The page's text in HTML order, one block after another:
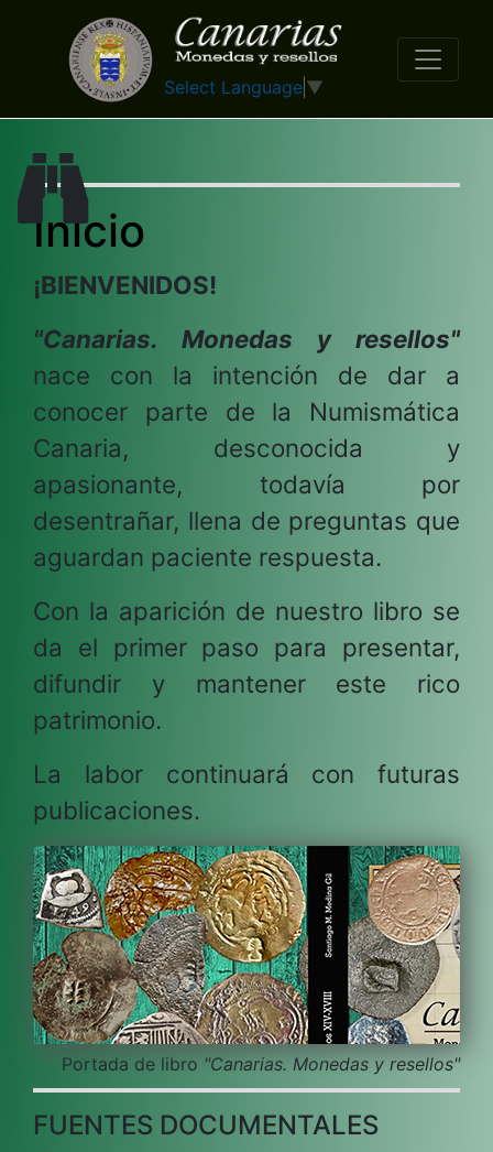
Select Language ▼
Inicio
¡BIENVENIDOS!
"Canarias. Monedas y resellos"
nace con la intención de dar a
conocer parte de la Numismática
Canaria, desconocida y
apasionante, todavía por
desentrañar, llena de preguntas que
aguardan paciente respuesta.
Con la aparición de nuestro libro se
da el primer paso para presentar,
difundir y mantener este rico
patrimonio.
La labor continuará con futuras
publicaciones.
Portada de libro "Canarias. Monedas y resellos"
FUENTES DOCUMENTALES